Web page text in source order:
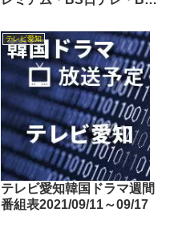
東・BSフジ）
テレビ愛知
テレビ愛知韓国ドラマ週間
番組表2021/09/11～09/17